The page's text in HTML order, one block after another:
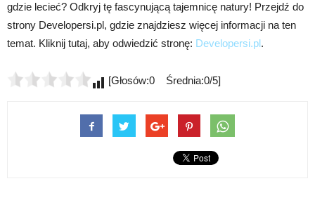
gdzie lecieć? Odkryj tę fascynującą tajemnicę natury! Przejdź do
strony Developersi.pl, gdzie znajdziesz więcej informacji na ten
temat. Kliknij tutaj, aby odwiedzić stronę: Developersi.pl.
[Głosów:0 Średnia:0/5]